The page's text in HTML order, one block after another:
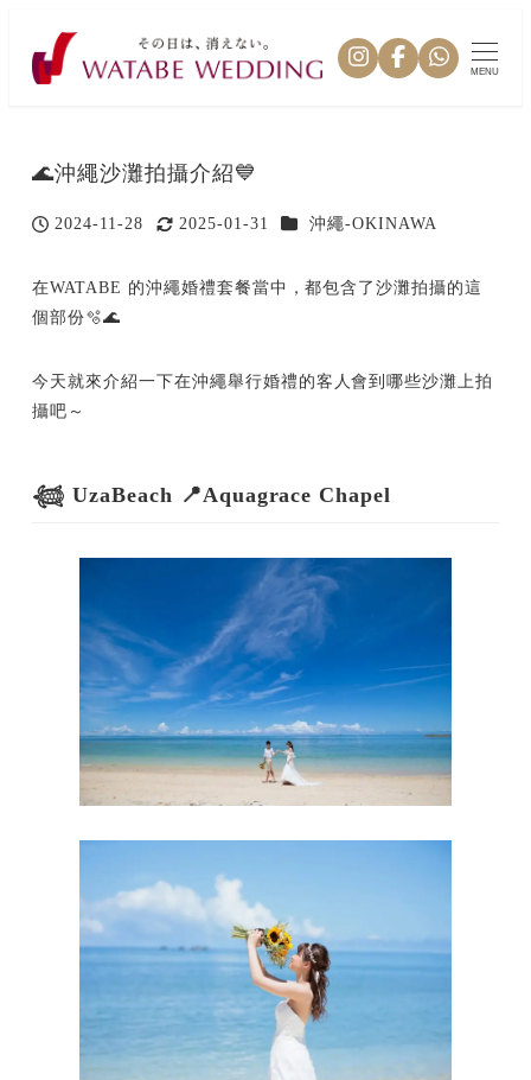
MENU
🌊沖繩沙灘拍攝介紹💙
投稿日
2024-11-28
更新日
2025-01-31 カテゴリー
沖繩-OKINAWA
在WATABE 的沖繩婚禮套餐當中，都包含了沙灘拍攝的這
個部份🫧🌊
今天就來介紹一下在沖繩舉行婚禮的客人會到哪些沙灘上拍
攝吧～
𓆉 UzaBeach 📍Aquagrace Chapel